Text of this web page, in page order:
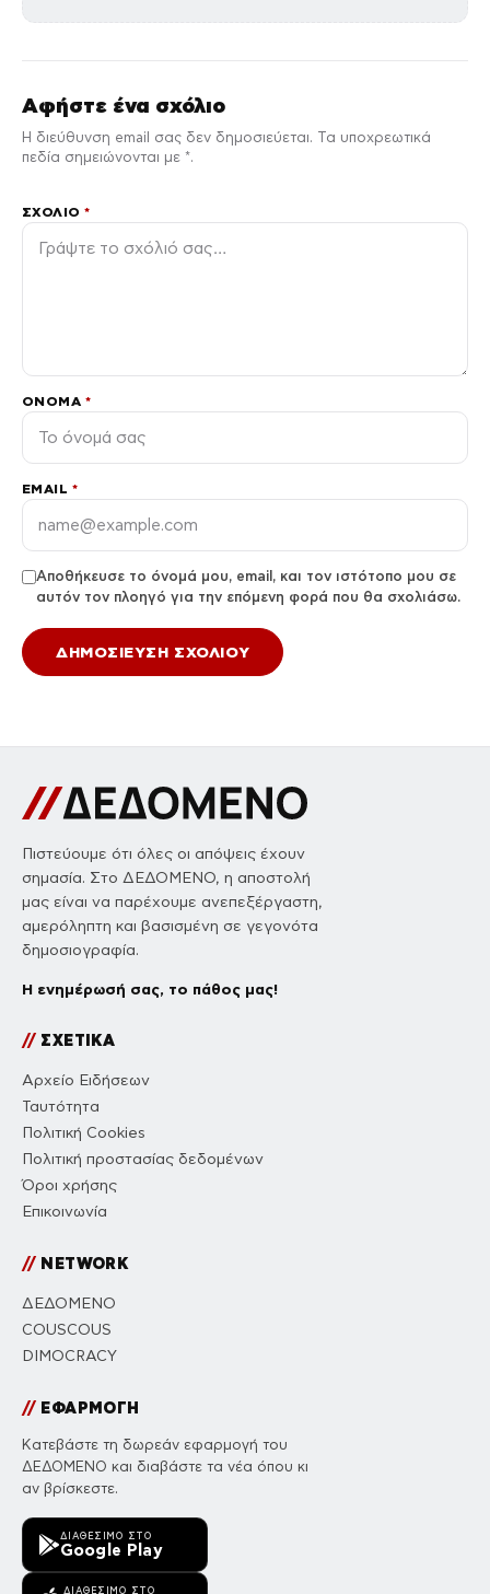
Αφήστε ένα σχόλιο
Η διεύθυνση email σας δεν δημοσιεύεται. Τα υποχρεωτικά
πεδία σημειώνονται με *.
ΣΧΌΛΙΟ*
ΌΝΟΜΑ *
EMAIL *
Αποθήκευσε το όνομά μου, email, και τον ιστότοπο μου σε
αυτόν τον πλοηγό για την επόμενη φορά που θα σχολιάσω.
Πιστεύουμε ότι όλες οι απόψεις έχουν
σημασία. Στο ΔΕΔΟΜΕΝΟ, η αποστολή
μας είναι να παρέχουμε ανεπεξέργαστη,
αμερόληπτη και βασισμένη σε γεγονότα
δημοσιογραφία.
Η ενημέρωσή σας, το πάθος μας!
//ΣΧΕΤΙΚΑ
Αρχείο Ειδήσεων
Ταυτότητα
Πολιτική Cookies
Πολιτική προστασίας δεδομένων
Όροι χρήσης
Επικοινωνία
//NETWORK
ΔΕΔΟΜΕΝΟ
COUSCOUS
DIMOCRACY
//ΕΦΑΡΜΟΓΗ
Κατεβάστε τη δωρεάν εφαρμογή του
ΔΕΔΟΜΕΝΟ και διαβάστε τα νέα όπου κι
αν βρίσκεστε.
ΔΙΑΘΈΣΙΜΟ ΣΤΟ
Google Play
ΔΙΑΘΈΣΙΜΟ ΣΤΟ